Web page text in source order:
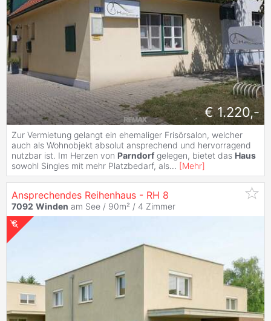
€ 1.220,-
Zur Vermietung gelangt ein ehemaliger Frisörsalon, welcher
auch als Wohnobjekt absolut ansprechend und hervorragend
nutzbar ist. Im Herzen von Parndorf gelegen, bietet das Haus
sowohl Singles mit mehr Platzbedarf, als... [Mehr]
Ansprechendes Reihenhaus - RH 8
7092 Winden am See / 90m² / 4 Zimmer